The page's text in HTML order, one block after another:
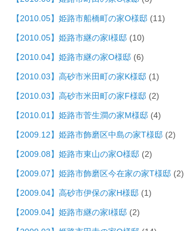
【2010.05】姫路市船橋町の家O様邸 (11)
【2010.05】姫路市継の家I様邸 (10)
【2010.04】姫路市継の家O様邸 (6)
【2010.03】高砂市米田町の家K様邸 (1)
【2010.03】高砂市米田町の家F様邸 (2)
【2010.01】姫路市菅生澗の家M様邸 (4)
【2009.12】姫路市飾磨区中島の家T様邸 (2)
【2009.08】姫路市東山の家O様邸 (2)
【2009.07】姫路市飾磨区今在家の家T様邸 (2)
【2009.04】高砂市伊保の家H様邸 (1)
【2009.04】姫路市継の家I様邸 (2)